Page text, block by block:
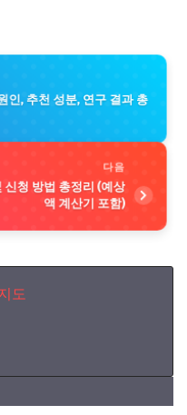
인, 추천 성분, 연구 결과 총
다음
신청 방법 총정리 (예상
액 계산기 포함)
도